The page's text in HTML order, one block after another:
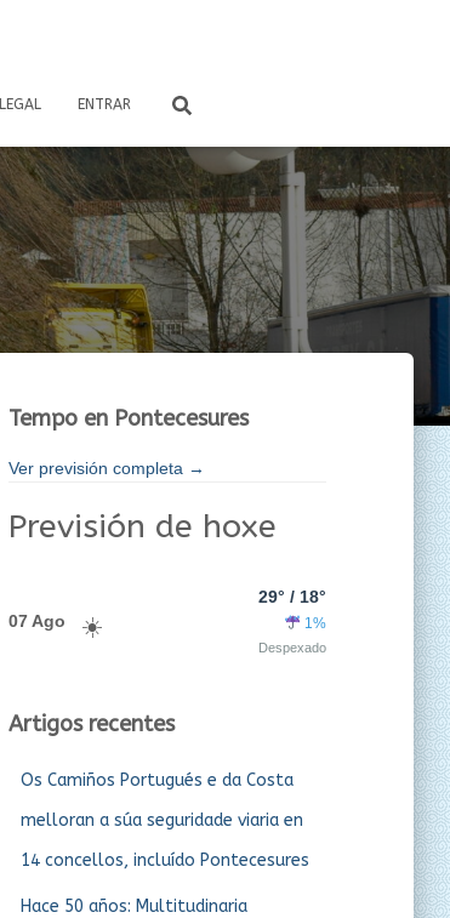
LEGAL ENTRAR
Tempo en Pontecesures
Ver previsión completa →
Previsión de hoxe
07 Ago
29° / 18°
1%
Despexado
Artigos recentes
Os Camiños Portugués e da Costa
melloran a súa seguridade viaria en
14 concellos, incluído Pontecesures
Hace 50 años: Multitudinaria